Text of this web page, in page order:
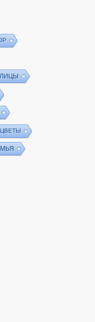
ЦВЕТЫ